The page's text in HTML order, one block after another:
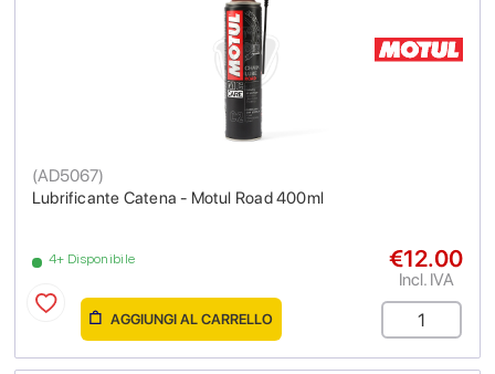
Lubrificante Catena - Motul Road 400ml
(AD5067)
4+ Disponibile €12.00
Incl. IVA
AGGIUNGI AL CARRELLO